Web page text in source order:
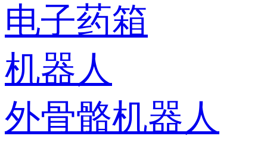
电子药箱
机器人
外骨骼机器人